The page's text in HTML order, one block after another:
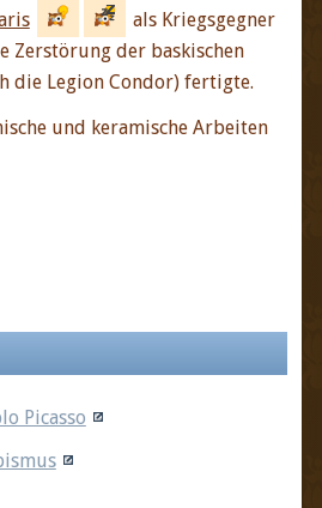
als Kriegsgegner
Zerstörung der baskischen
die Legion Condor) fertigte.
und keramische Arbeiten
Picasso